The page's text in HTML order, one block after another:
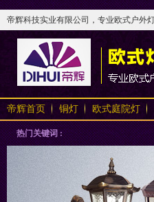
帝辉科技实业有限公司，专业欧式户外
帝辉首页 铜灯 欧式庭院灯
热门关键词 :